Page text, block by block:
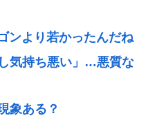
ンより若かったんだね
気持ち悪い」…悪質な
象ある？